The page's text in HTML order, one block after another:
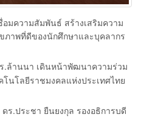
มความสัมพันธ์ สร้างเสริมความ
าพที่ดีของนักศึกษาและบุคลากร
.ล้านนา เดินหน้าพัฒนาความร่วม
นโลยีราชมงคลแห่งประเทศไทย
ร.ประชา ยืนยงกุล รองอธิการบดี